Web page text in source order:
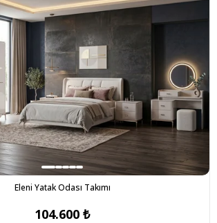
Eleni Yatak Odası Takımı
104.600 ₺